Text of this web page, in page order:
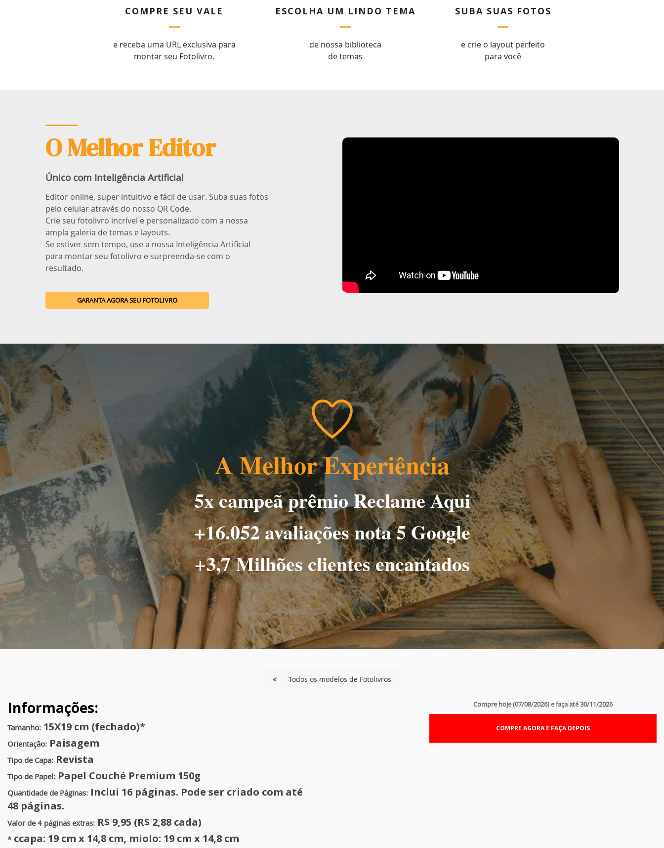
COMPRE SEU VALE
e receba uma URL exclusiva para
montar seu Fotolivro.
ESCOLHA UM LINDO TEMA
de nossa biblioteca
de temas
SUBA SUAS FOTOS
e crie o layout perfeito
para você
O Melhor Editor
Único com Inteligência Artificial
Editor online, super intuitivo e fácil de usar. Suba suas fotos
pelo celular através do nosso QR Code.
Crie seu fotolivro incrível e personalizado com a nossa
ampla galeria de temas e layouts.
Se estiver sem tempo, use a nossa Inteligência Artificial
para montar seu fotolivro e surpreenda-se com o
resultado.
GARANTA AGORA SEU FOTOLIVRO
A Melhor Experiência
5x campeã prêmio Reclame Aqui
+16.052 avaliações nota 5 Google
+3,7 Milhões clientes encantados
Todos os modelos de Fotolivros
Informações:
Tamanho: 15X19 cm (fechado)*
Orientação: Paisagem
Tipo de Capa: Revista
Tipo de Papel: Papel Couché Premium 150g
Quantidade de Páginas: Inclui 16 páginas. Pode ser criado com até
48 páginas.
Valor de 4 páginas extras: R$ 9,95 (R$ 2,88 cada)
*ccapa: 19 cm x 14,8 cm, miolo: 19 cm x 14,8 cm
Compre hoje (07/08/2026) e faça até 30/11/2026
COMPRE AGORA E FAÇA DEPOIS
Aproveite e receba as novidades e ofertas exclusivas da